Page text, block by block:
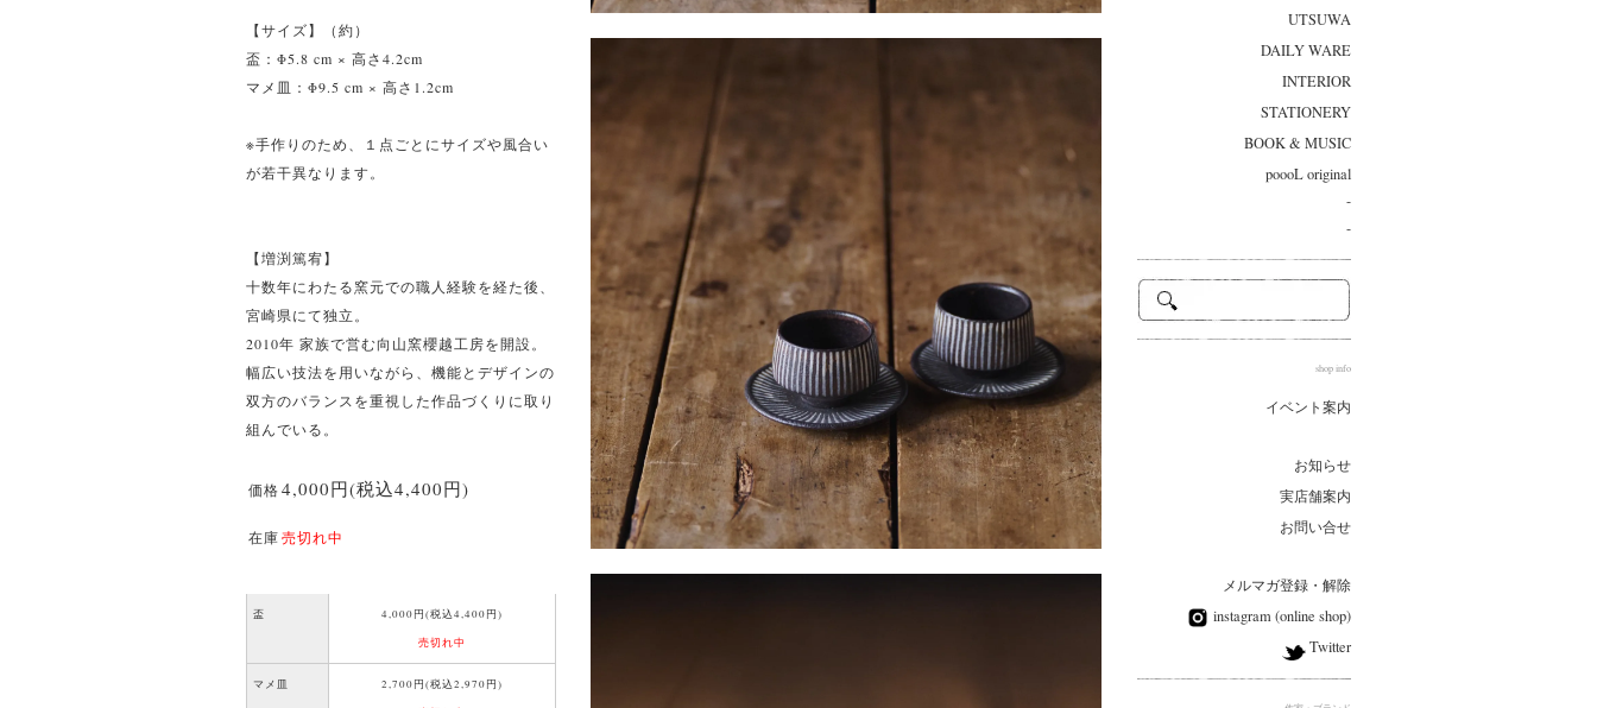
【サイズ】（約）
盃：Φ5.8 cm × 高さ4.2cm
マメ皿：Φ9.5 cm × 高さ1.2cm
※手作りのため、１点ごとにサイズや風合い
が若干異なります。
【増渕篤宥】
十数年にわたる窯元での職人経験を経た後、
宮崎県にて独立。
2010年 家族で営む向山窯櫻越工房を開設。
幅広い技法を用いながら、機能とデザインの
双方のバランスを重視した作品づくりに取り
組んでいる。
価格4,000円(税込4,400円)
在庫売切れ中
盃
4,000円(税込4,400円)
売切れ中
マメ皿
2,700円(税込2,970円)
UTSUWA
DAILY WARE
INTERIOR
STATIONERY
BOOK & MUSIC
poooL original
-
-
shop info
イベント案内
お知らせ
実店舗案内
お問い合せ
メルマガ登録・解除
instagram (online shop)
Twitter